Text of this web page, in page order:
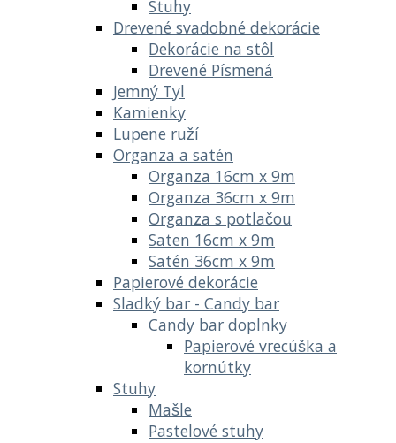
Stuhy
Drevené svadobné dekorácie
Dekorácie na stôl
Drevené Písmená
Jemný Tyl
Kamienky
Lupene ruží
Organza a satén
Organza 16cm x 9m
Organza 36cm x 9m
Organza s potlačou
Saten 16cm x 9m
Satén 36cm x 9m
Papierové dekorácie
Sladký bar - Candy bar
Candy bar doplnky
Papierové vrecúška a
kornútky
Stuhy
Mašle
Pastelové stuhy